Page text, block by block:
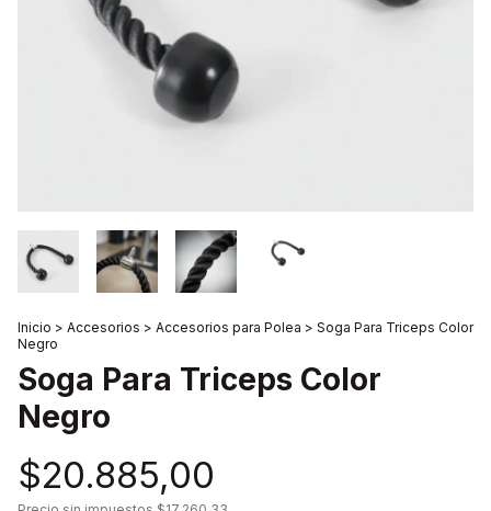
Inicio > Accesorios > Accesorios para Polea > Soga Para Triceps Color
Negro
Soga Para Triceps Color
Negro
$20.885,00